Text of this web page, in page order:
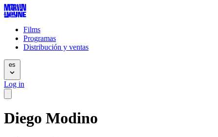
Films
Programas
Distribución y ventas
es
Log in
Diego Modino